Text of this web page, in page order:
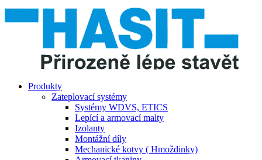
Produkty
Zateplovací systémy
Systémy WDVS, ETICS
Lepící a armovací malty
Izolanty
Montážní díly
Mechanické kotvy ( Hmoždinky)